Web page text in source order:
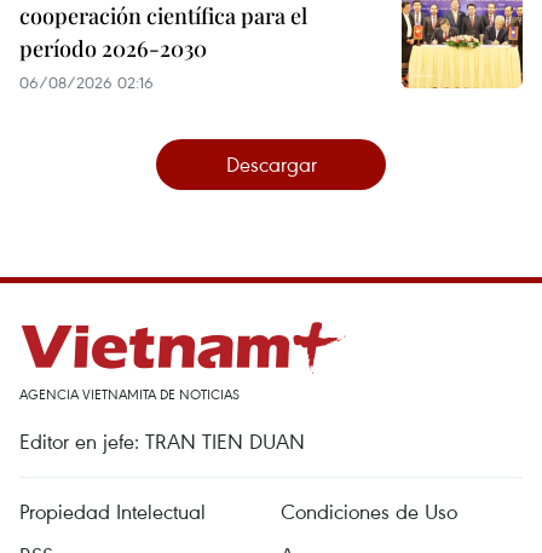
cooperación científica para el
período 2026-2030
06/08/2026 02:16
Descargar
AGENCIA VIETNAMITA DE NOTICIAS
Editor en jefe: TRAN TIEN DUAN
Propiedad Intelectual
Condiciones de Uso